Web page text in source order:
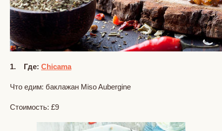
1. Где: Chicama
Что едим: баклажан Miso Aubergine
Стоимость: £9